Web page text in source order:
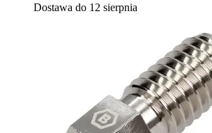
Dostawa do 12 sierpnia